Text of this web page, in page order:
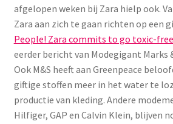
afgelopen weken bij Zara hielp ook.
Zara aan zich te gaan richten op een
People! Zara commits to go toxic-free
eerder bericht van Modegigant Marks
Ook M&S heeft aan Greenpeace
giftige stoffen meer in het water te
productie van kleding. Andere
Hilfiger, GAP en Calvin Klein, blijven